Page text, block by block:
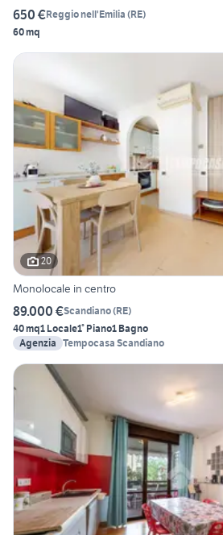
650 €Reggio nell'Emilia (RE)
60 mq
20
Monolocale in centro
89.000 €Scandiano(RE)
40 mq1 Locale1° Piano1 Bagno
Agenzia Tempocasa Scandiano